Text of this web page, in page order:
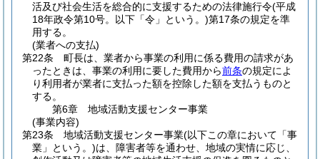
活及び社会生活を総合的に支援するための法律施行令(平成
18年政令第10号。以下「令」という。)第17条の規定を準
用する。
(業者への支払)
第22条
町長は、業者から事業の利用に係る費用の請求があ
ったときは、事業の利用に要した費用から前条の規定によ
り利用者が業者に支払った額を控除した額を支払うものと
する。
第6章
地域活動支援センター事業
(事業内容)
第23条
地域活動支援センター事業(以下この章において「事
業」という。)は、障害者等を通わせ、地域の実情に応じ、